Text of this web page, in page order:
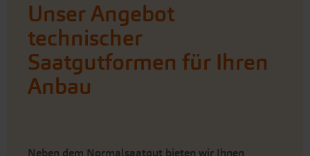
Unser Angebot
technischer
Saatgutformen für Ihren
Anbau
Neben dem Normalsaatgut bieten wir Ihnen